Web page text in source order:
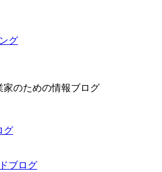
グ
家のための情報ブログ
グ
ブログ